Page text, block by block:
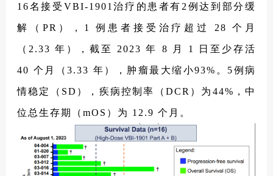
16名接受VBI-1901治疗的患者有2例达到部分缓
解（PR），1 例患者接受治疗超过 28 个月
（2.33 年），截至 2023 年 8 月 1 日至少存活
40 个月（3.33 年），肿瘤最大缩小93%。5例病
情稳定（SD），疾病控制率（DCR）为44%，中
位总生存期（mOS）为 12.9 个月。